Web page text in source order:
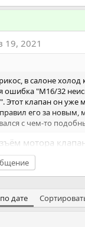
19, 2021
в салоне холод
ошибка "М16/32
Этот клапан он уже
его за новым,
с чем-то
мотора
обеих
в результате
открываться.
оставь его
дате